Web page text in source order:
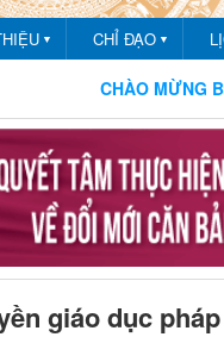
▼ CHỈ ĐẠO ▼
MỪNG BẠN ĐẾN VỚI
giáo dục